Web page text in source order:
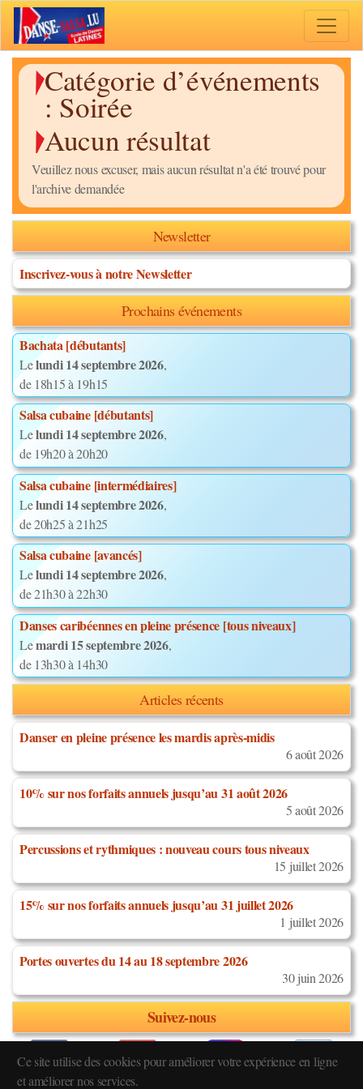
Catégorie d’événements
: Soirée
Aucun résultat
Veuillez nous excuser, mais aucun résultat n'a été trouvé pour
l'archive demandée
Newsletter
Inscrivez-vous à notre Newsletter
Prochains événements
Bachata [débutants]
Lelundi 14 septembre 2026,
de 18h15 à 19h15
Salsa cubaine [débutants]
Lelundi 14 septembre 2026,
de 19h20 à 20h20
Salsa cubaine [intermédiaires]
Lelundi 14 septembre 2026,
de 20h25 à 21h25
Salsa cubaine [avancés]
Lelundi 14 septembre 2026,
de 21h30 à 22h30
Danses caribéennes en pleine présence [tous niveaux]
Lemardi 15 septembre 2026,
de 13h30 à 14h30
Articles récents
Danser en pleine présence les mardis après-midis
6 août 2026
10% sur nos forfaits annuels jusqu’au 31 août 2026
5 août 2026
Percussions et rythmiques : nouveau cours tous niveaux
15 juillet 2026
15% sur nos forfaits annuels jusqu’au 31 juillet 2026
1 juillet 2026
Portes ouvertes du 14 au 18 septembre 2026
30 juin 2026
Suivez-nous
Ce site utilise des cookies pour améliorer votre expérience en ligne
et améliorer nos services.